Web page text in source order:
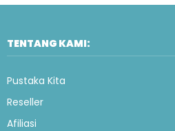
TENTANG KAMI:
Pustaka Kita
Reseller
Afiliasi